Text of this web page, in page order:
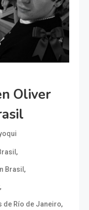
Oliver
,
Brasil ,
,
de Río de Janeiro,